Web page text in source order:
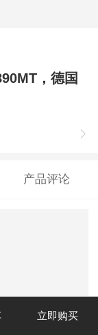
，德国
产品评论
立即购买